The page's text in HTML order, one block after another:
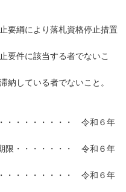
綱により落札資格停止措置
に該当する者でないこ
している者でないこと。
・・・・・・・・ 令和６年
限・・・・・・・ 令和６年
・・・・・・・・ 令和６年